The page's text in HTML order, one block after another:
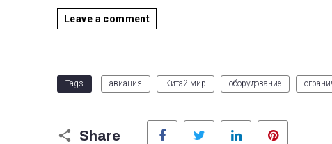
Leave a comment
Tags авиация Китай-мир оборудование
Share
Facebook Twitter LinkedIn